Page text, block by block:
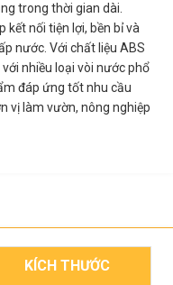
trong thời gian dài.
kết nối tiện lợi, bền bỉ và
nước. Với chất liệu ABS
nhiều loại vòi nước phổ
đáp ứng tốt nhu cầu
vị làm vườn, nông nghiệp
KÍCH THƯỚC